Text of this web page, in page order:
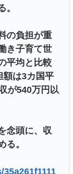
。
の負担が重
き子育て世
平均と比較
額は3カ国平
が540万円以
念頭に、収
る。